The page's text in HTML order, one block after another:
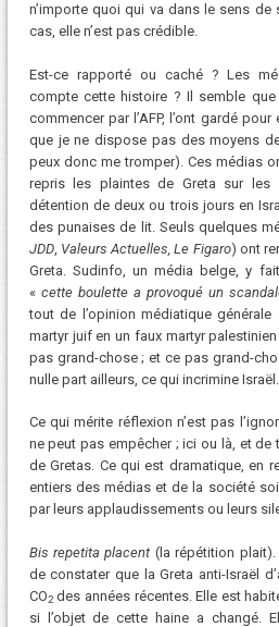
n’importe quoi qui va dans le sens de
cas, elle n’est pas crédible.
Est-ce rapporté ou caché ? Les
compte cette histoire ? Il semble
commencer par l’AFP, l’ont gardé
que je ne dispose pas des moyens de
peux donc me tromper). Ces médias
repris les plaintes de Greta sur les
détention de deux ou trois jours en
des punaises de lit. Seuls quelques
JDD, Valeurs Actuelles, Le Figaro) ont
Greta. Sudinfo, un média belge, y
« cette boulette a provoqué un
tout de l’opinion médiatique
martyr juif en un faux martyr palestinien
pas grand-chose ; et ce pas grand-
nulle part ailleurs, ce qui incrimine Israël.
Ce qui mérite réflexion n’est pas
ne peut pas empêcher ; ici ou là, et de
de Gretas. Ce qui est dramatique, en
entiers des médias et de la société
par leurs applaudissements ou leurs
Bis repetita placent (la répétition plait).
de constater que la Greta anti-Israël
CO2des années récentes. Elle est
si l’objet de cette haine a changé.